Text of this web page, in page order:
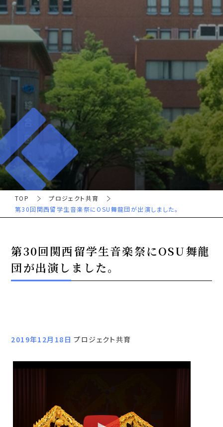
TOP
プロジェクト共育
第30回関西留学生音楽祭にOSU舞龍団が出演しました。
第30回関西留学生音楽祭にOSU舞龍
団が出演しました。
2019年12月18日プロジェクト共育